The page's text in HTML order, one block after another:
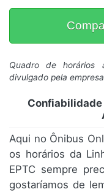
Quadro de horários
divulgado pela
Aqui no Ônibus
os horários da
EPTC sempre
gostaríamos de